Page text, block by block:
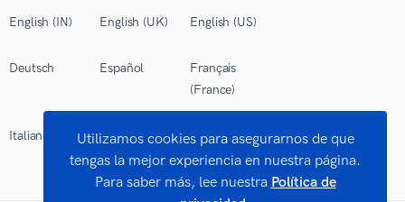
English (IN) English (UK) English (US)
Deutsch Español
Français
(France)
Italiano Polski
Português
(Brasil)
Utilizamos cookies para asegurarnos de que
tengas la mejor experiencia en nuestra página.
Para saber más, lee nuestra Política de